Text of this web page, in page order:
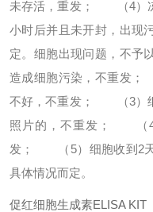
未存活，重发；
（4）冻
小时后并且未开封，出现
定。 细胞出现问题，不予
造成细胞污染，不重发；
不好，不重发；
（3）细
照片的，不重发；
（4
发；
（5）细胞收到2天
具体情况而定。
促红细胞生成素ELISA KIT